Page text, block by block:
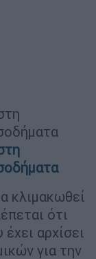
κλιμακωθεί
ότι
αρχίσει
για την